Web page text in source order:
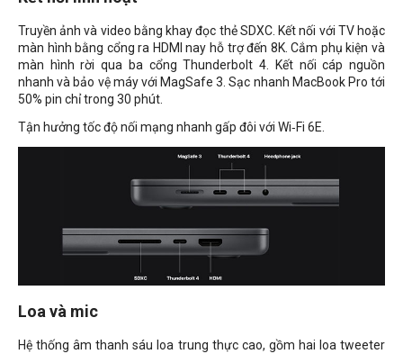
Truyền ảnh và video bằng khay đọc thẻ SDXC. Kết nối với TV hoặc
màn hình bằng cổng ra HDMI nay hỗ trợ đến 8K. Cắm phụ kiện và
màn hình rời qua ba cổng Thunderbolt 4. Kết nối cáp nguồn
nhanh và bảo vệ máy với MagSafe 3. Sạc nhanh MacBook Pro tới
50% pin chỉ trong 30 phút.
Tận hưởng tốc độ nối mạng nhanh gấp đôi với Wi‑Fi 6E.
Loa và mic
Hệ thống âm thanh sáu loa trung thực cao, gồm hai loa tweeter